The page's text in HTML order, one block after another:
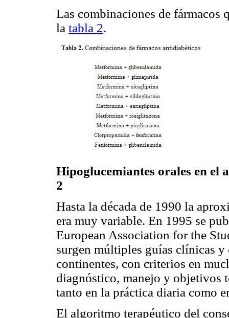
Las combinaciones de fármacos
la tabla 2.
Hipoglucemiantes orales en el
2
Hasta la década de 1990 la
era muy variable. En 1995 se
European Association for the
surgen múltiples guías clínicas y
continentes, con criterios en
diagnóstico, manejo y objetivos
tanto en la práctica diaria como
El algoritmo terapéutico del